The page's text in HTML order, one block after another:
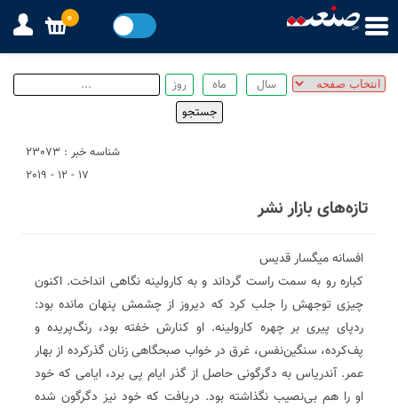
شناسه خبر : 23073
17 - 12 - 2019
تازه‌های بازار نشر
افسانه میگسار قدیس
کباره رو به سمت راست گرداند و به کارولینه نگاهی انداخت. اکنون
چیزی توجهش را جلب کرد که دیروز از چشمش پنهان مانده بود:
ردپای پیری بر چهره کارولینه. او کنارش خفته بود، رنگ‌پریده و
پف‌کرده، سنگین‌نفس، غرق در خواب صبحگاهی زنان گذرکرده از بهار
عمر. آندریاس به دگرگونی حاصل از گذر ایام پی برد، ایامی که خود
او را هم بی‌نصیب نگذاشته بود. دریافت که خود نیز دگرگون شده
0